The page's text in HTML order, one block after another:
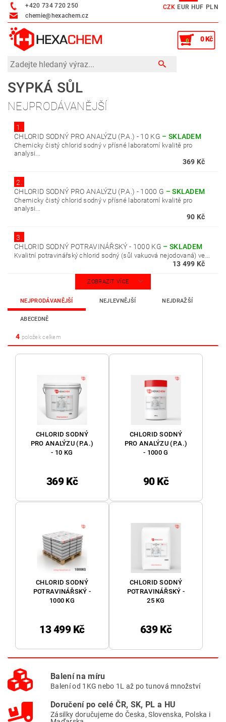
+420 734 720 250
chemie@hexachem.cz
CZK EUR HUF PLN
0 0 Kč
SYPKÁ SŮL
NEJPRODÁVANĚJŠÍ
1.
CHLORID SODNÝ PRO ANALÝZU (P.A.) - 10 KG – SKLADEM
Chemicky čistý chlorid sodný v přísné laboratorní kvalitě pro
analysi...
369 Kč
2.
CHLORID SODNÝ PRO ANALÝZU (P.A.) - 1000 G –SKLADEM
Chemicky čistý chlorid sodný v přísné laboratorní kvalitě pro
analysi...
90 Kč
3.
CHLORID SODNÝ POTRAVINÁŘSKÝ - 1000 KG – SKLADEM
Kvalitní potravinářský chlorid sodný (sůl vakuová nejodovaná) ve...
13 499 Kč
ZOBRAZIT VÍCE
NEJPRODÁVANĚJŠÍ NEJLEVNĚJŠÍ NEJDRAŽŠÍ
ABECEDNĚ
4 položek celkem
CHLORID SODNÝ
PRO ANALÝZU (P.A.)
- 10 KG
369 Kč
CHLORID SODNÝ
PRO ANALÝZU (P.A.)
- 1000 G
90 Kč
CHLORID SODNÝ
POTRAVINÁŘSKÝ -
1000 KG
13 499 Kč
CHLORID SODNÝ
POTRAVINÁŘSKÝ -
25 KG
639 Kč
Balení na míru
Balení od 1KG nebo 1L až po tunová množství
Doručení po celé ČR, SK, PL a HU
Zásilky doručujeme do Česka, Slovenska, Polska i